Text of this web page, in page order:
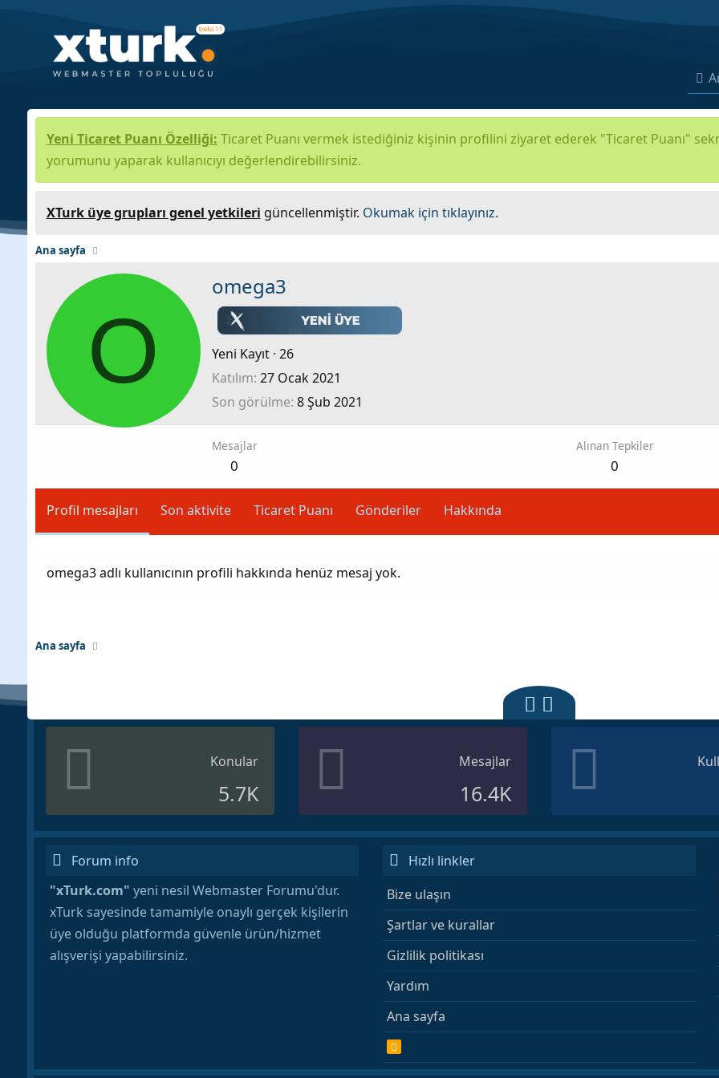
Yeni Ticaret Puanı Özelliği: Ticaret Puanı vermek istediğiniz kişinin profilini ziyaret ederek "Ticaret Puanı"
yorumunu yaparak kullanıcıyı değerlendirebilirsiniz.
XTurk üye grupları genel yetkileri güncellenmiştir. Okumak için tıklayınız.
Ana sayfa
O
omega3
Yeni Kayıt · 26
Katılım 27 Ocak 2021
Son görülme 8 Şub 2021
Mesajlar
0
Alınan Tepkiler
0
Profil mesajları Son aktivite Ticaret Puanı Gönderiler Hakkında
omega3 adlı kullanıcının profili hakkında henüz mesaj yok.
Ana sayfa
Konular
5.7K
Mesajlar
16.4K
Forum info
"xTurk.com" yeni nesil Webmaster Forumu'dur.
xTurk sayesinde tamamiyle onaylı gerçek kişilerin
üye olduğu platformda güvenle ürün/hizmet
alışverişi yapabilirsiniz.
Hızlı linkler
Bize ulaşın
Şartlar ve kurallar
Gizlilik politikası
Yardım
Ana sayfa
R
S
S